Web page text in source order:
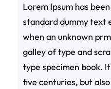
Lorem Ipsum has
standard dummy text
when an unknown
galley of type and
type specimen book.
five centuries, but